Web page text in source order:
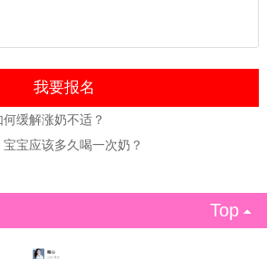
缓解涨奶不适？
宝应该多久喝一次奶？
Top